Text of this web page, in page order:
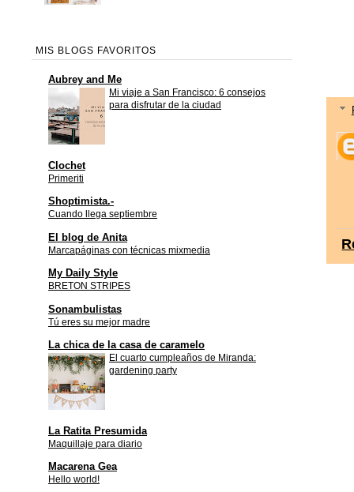
MIS BLOGS FAVORITOS
Aubrey and Me
Mi viaje a San Francisco: 6 consejos
para disfrutar de la ciudad
Clochet
Primeriti
Shoptimista.-
Cuando llega septiembre
El blog de Anita
Marcapáginas con técnicas mixmedia
My Daily Style
BRETON STRIPES
Sonambulistas
Tú eres su mejor madre
La chica de la casa de caramelo
El cuarto cumpleaños de Miranda:
gardening party
La Ratita Presumida
Maquillaje para diario
Macarena Gea
Hello world!